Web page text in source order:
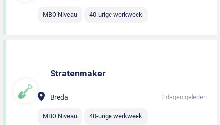
MBO Niveau 40-urige werkweek
Stratenmaker
Breda 2 dagen geleden
MBO Niveau 40-urige werkweek